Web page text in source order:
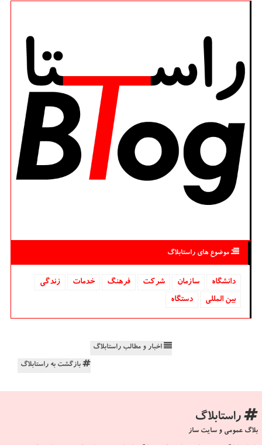
موضوع های راستابلاگ
دانشگاه‌ سازمان شركت فرهنگ خدمات
زندگی
بین المللی
دستگاه
اخبار و مطالب راستابلاگ
بازگشت به راستابلاگ
راستابلاگ
بلاگ عمومی و سایت ساز